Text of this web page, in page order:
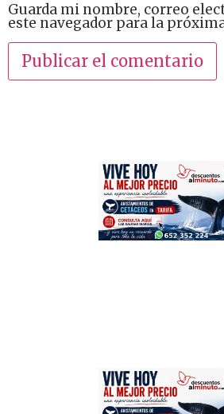
Guarda mi nombre, correo
este navegador para la